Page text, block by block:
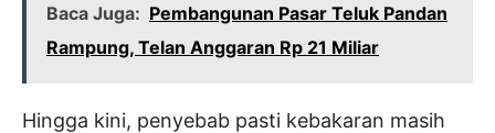
Baca Juga: Pembangunan Pasar Teluk Pandan
Rampung, Telan Anggaran Rp 21 Miliar
Hingga kini, penyebab pasti kebakaran masih